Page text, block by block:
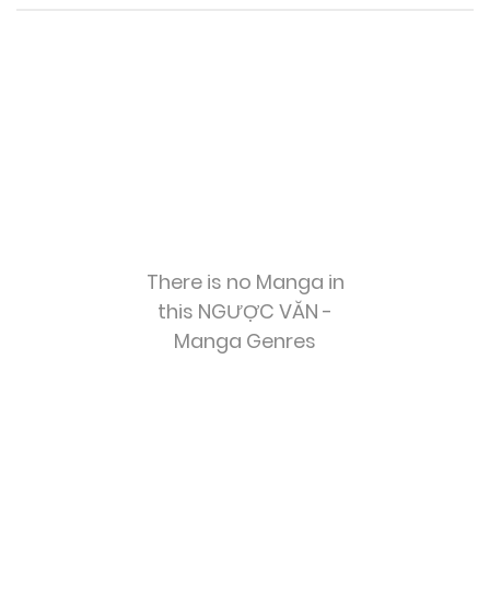
There is no Manga in
this NGƯỢC VĂN -
Manga Genres